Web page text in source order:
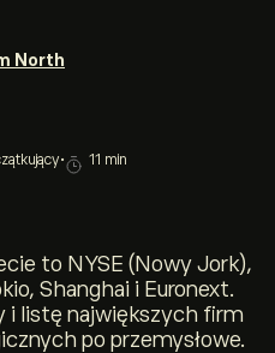
North
• 11 min
to NYSE (Nowy Jork),
Shanghai i Euronext.
i listę największych firm
po przemysłowe.